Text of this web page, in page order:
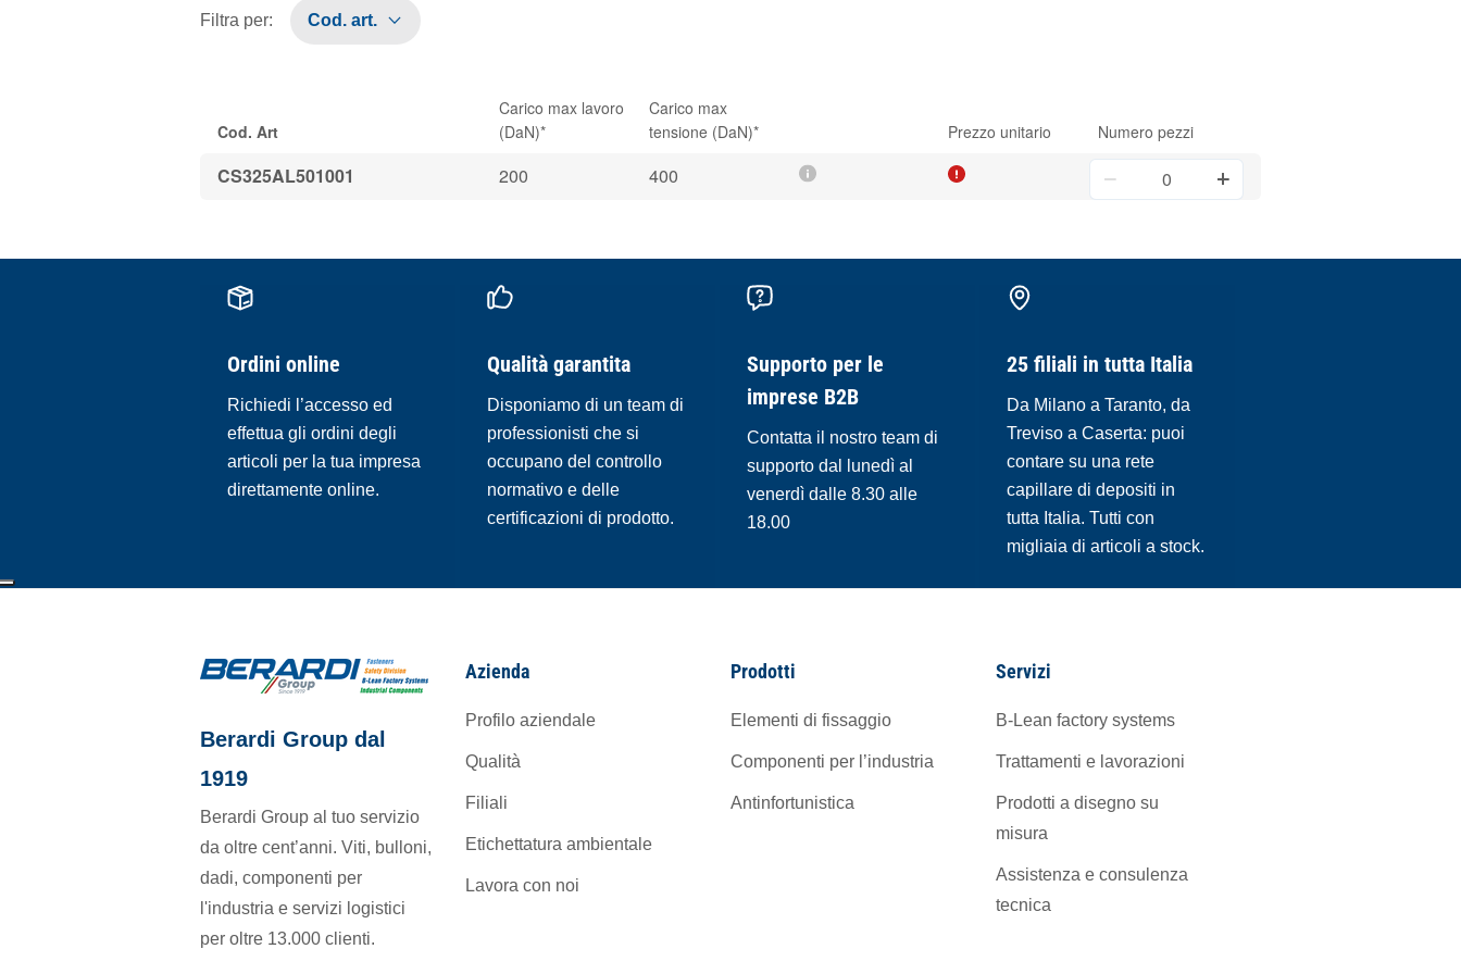
Filtra per: Cod. art.
Cod. Art
Carico max lavoro
(DaN)*
Carico max
tensione (DaN)*
Prezzo unitario Numero pezzi
CS325AL501001 200 400
Ordini online
Richiedi l’accesso ed
effettua gli ordini degli
articoli per la tua impresa
direttamente online.
Qualità garantita
Disponiamo di un team di
professionisti che si
occupano del controllo
normativo e delle
certificazioni di prodotto.
Supporto per le
imprese B2B
Contatta il nostro team di
supporto dal lunedì al
venerdì dalle 8.30 alle
18.00
25 filiali in tutta Italia
Da Milano a Taranto, da
Treviso a Caserta: puoi
contare su una rete
capillare di depositi in
tutta Italia. Tutti con
migliaia di articoli a stock.
Berardi Group dal
1919
Berardi Group al tuo servizio
da oltre cent’anni. Viti, bulloni,
dadi, componenti per
l'industria e servizi logistici
per oltre 13.000 clienti.
Azienda
Profilo aziendale
Qualità
Filiali
Etichettatura ambientale
Lavora con noi
Prodotti
Elementi di fissaggio
Componenti per l’industria
Antinfortunistica
Servizi
B-Lean factory systems
Trattamenti e lavorazioni
Prodotti a disegno su
misura
Assistenza e consulenza
tecnica